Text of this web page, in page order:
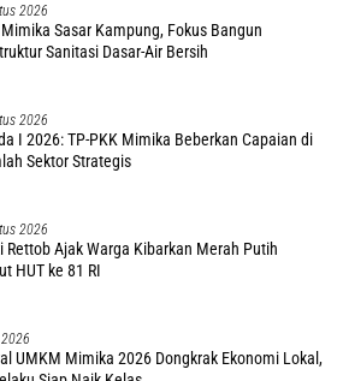
2026
Mimika Sasar Kampung, Fokus Bangun
Sanitasi Dasar-Air Bersih
2026
I 2026: TP-PKK Mimika Beberkan Capaian di
Sektor Strategis
2026
Rettob Ajak Warga Kibarkan Merah Putih
HUT ke 81 RI
UMKM Mimika 2026 Dongkrak Ekonomi Lokal,